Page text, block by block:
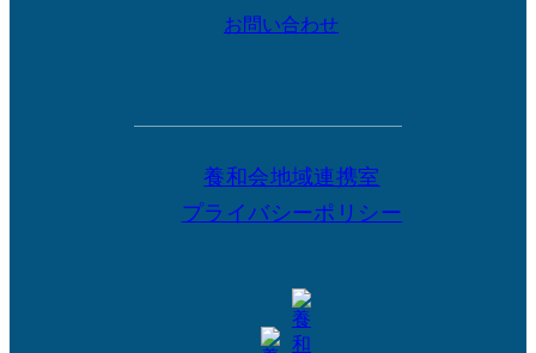
お問い合わせ
養和会地域連携室
プライバシーポリシー